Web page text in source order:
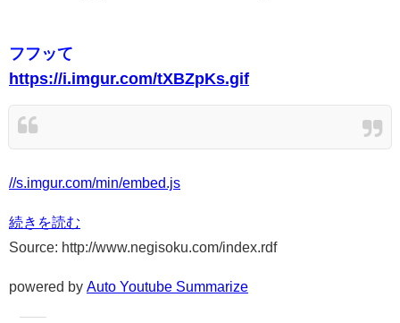
フフッて
https://i.imgur.com/tXBZpKs.gif
//s.imgur.com/min/embed.js
続きを読む
Source: http://www.negisoku.com/index.rdf
powered by Auto Youtube Summarize